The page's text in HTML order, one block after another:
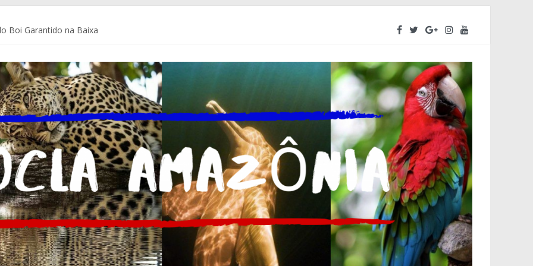
Boi Garantido na Baixa
Brasil e do mundo
Delegacia do Turista no Bumbódromo